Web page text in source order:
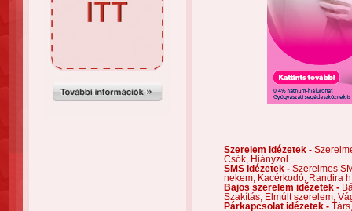
Szerelem idézetek -
Csók,
Hiányzol
SMS idézetek - Szerelmes
nekem,
Kacérkodó,
Randira
Bajos szerelem idézetek -
Szakítás,
Elmúlt szerelem,
Párkapcsolat idézetek -